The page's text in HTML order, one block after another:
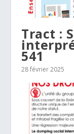
Tract :
541
28 février 2025